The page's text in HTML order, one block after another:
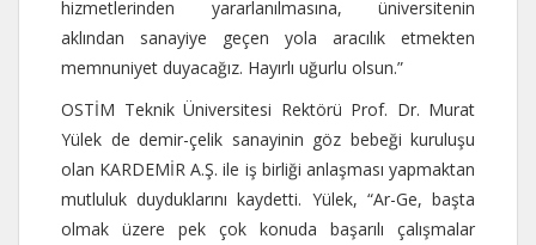
hizmetlerinden yararlanılmasına, üniversitenin
aklından sanayiye geçen yola aracılık etmekten
memnuniyet duyacağız. Hayırlı uğurlu olsun.”
OSTİM Teknik Üniversitesi Rektörü Prof. Dr. Murat
Yülek de demir-çelik sanayinin göz bebeği kuruluşu
olan KARDEMİR A.Ş. ile iş birliği anlaşması yapmaktan
mutluluk duyduklarını kaydetti. Yülek, “Ar-Ge, başta
olmak üzere pek çok konuda başarılı çalışmalar